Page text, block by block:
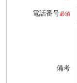
電話番号必須
備考